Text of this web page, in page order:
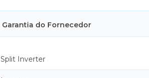
Garantia do Fornecedor
Split Inverter